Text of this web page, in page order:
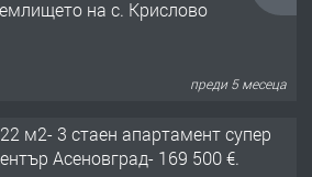
122 м2- 3 стаен апартамент супер